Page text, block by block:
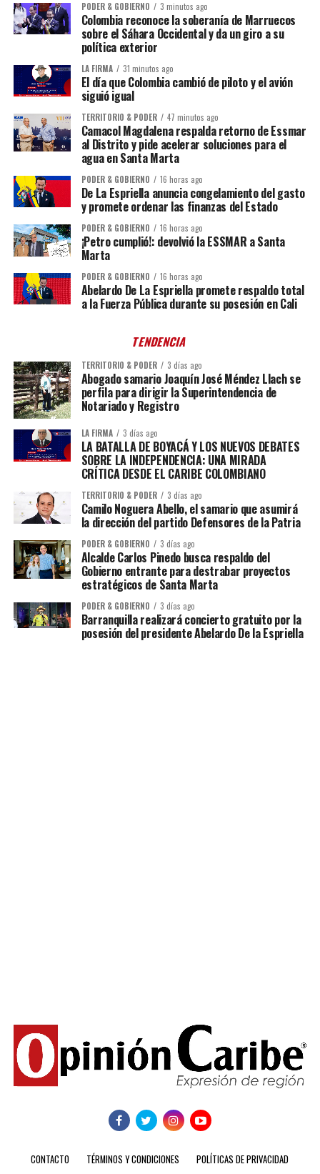
PODER & GOBIERNO 3 minutos ago
Colombia reconoce la soberanía de Marruecos
sobre el Sáhara Occidental y da un giro a su
política exterior
LA FIRMA 31 minutos ago
El día que Colombia cambió de piloto y el avión
siguió igual
TERRITORIO & PODER 47 minutos ago
Camacol Magdalena respalda retorno de Essmar
al Distrito y pide acelerar soluciones para el
agua en Santa Marta
PODER & GOBIERNO 16 horas ago
De La Espriella anuncia congelamiento del gasto
y promete ordenar las finanzas del Estado
PODER & GOBIERNO 16 horas ago
¡Petro cumplió!: devolvió la ESSMAR a Santa
Marta
PODER & GOBIERNO 16 horas ago
Abelardo De La Espriella promete respaldo total
a la Fuerza Pública durante su posesión en Cali
TENDENCIA
TERRITORIO & PODER 3 días ago
Abogado samario Joaquín José Méndez Llach se
perfila para dirigir la Superintendencia de
Notariado y Registro
LA FIRMA 3 días ago
LA BATALLA DE BOYACÁ Y LOS NUEVOS DEBATES
SOBRE LA INDEPENDENCIA: UNA MIRADA
CRÍTICA DESDE EL CARIBE COLOMBIANO
TERRITORIO & PODER 3 días ago
Camilo Noguera Abello, el samario que asumirá
la dirección del partido Defensores de la Patria
PODER & GOBIERNO 3 días ago
Alcalde Carlos Pinedo busca respaldo del
Gobierno entrante para destrabar proyectos
estratégicos de Santa Marta
PODER & GOBIERNO 3 días ago
Barranquilla realizará concierto gratuito por la
posesión del presidente Abelardo De la Espriella
CONTACTO TÉRMINOS Y CONDICIONES
POLÍTICAS DE PRIVACIDAD